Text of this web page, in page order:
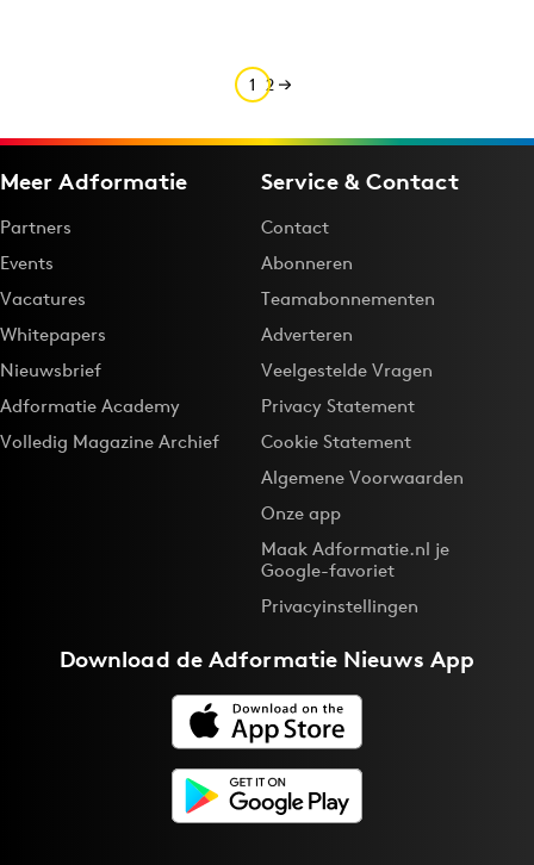
1 2
Meer Adformatie
Partners
Events
Vacatures
Whitepapers
Nieuwsbrief
Adformatie Academy
Volledig Magazine Archief
Service & Contact
Contact
Abonneren
Teamabonnementen
Adverteren
Veelgestelde Vragen
Privacy Statement
Cookie Statement
Algemene Voorwaarden
Onze app
Maak Adformatie.nl je
Google-favoriet
Privacyinstellingen
Download deAdformatie Nieuws App